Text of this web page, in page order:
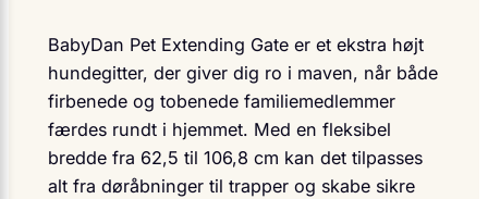
BabyDan Pet Extending Gate er et ekstra højt
hundegitter, der giver dig ro i maven, når både
firbenede og tobenede familiemedlemmer
færdes rundt i hjemmet. Med en fleksibel
bredde fra 62,5 til 106,8 cm kan det tilpasses
alt fra døråbninger til trapper og skabe sikre